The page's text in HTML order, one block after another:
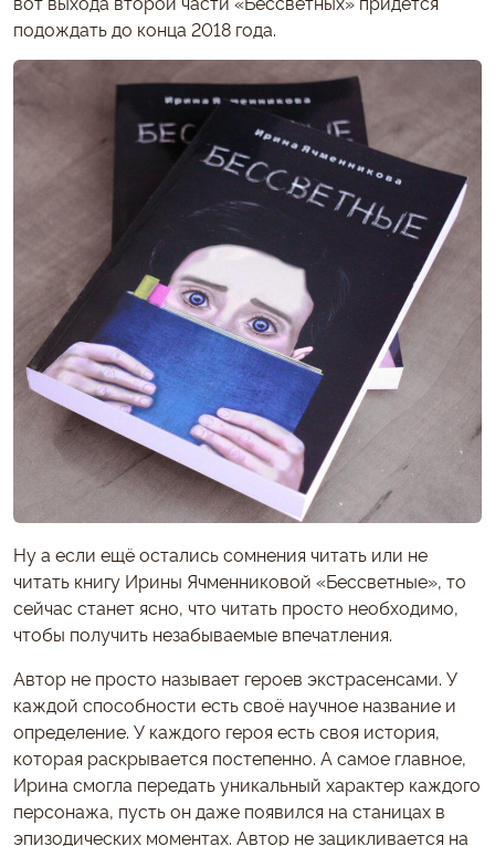
подождать до конца 2018 года.
Ну а если ещё остались сомнения читать или не
читать книгу Ирины Ячменниковой «Бессветные», то
сейчас станет ясно, что читать просто необходимо,
чтобы получить незабываемые впечатления.
Автор не просто называет героев экстрасенсами. У
каждой способности есть своё научное название и
определение. У каждого героя есть своя история,
которая раскрывается постепенно. А самое главное,
Ирина смогла передать уникальный характер каждого
персонажа, пусть он даже появился на станицах в
эпизодических моментах. Автор не зацикливается на